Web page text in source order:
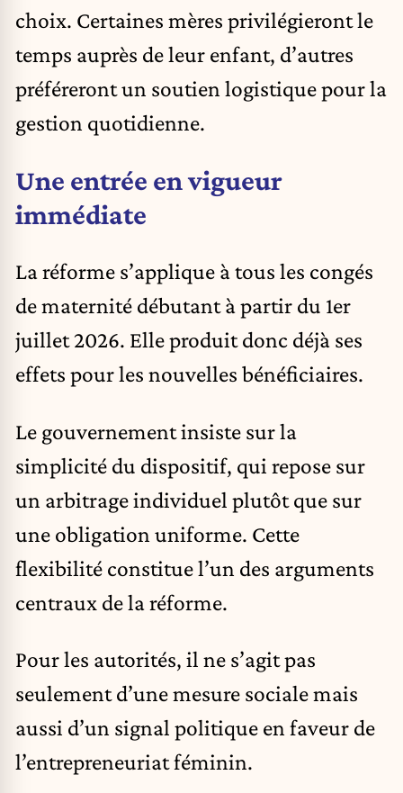
choix. Certaines mères privilégieront le
temps auprès de leur enfant, d’autres
préféreront un soutien logistique pour la
gestion quotidienne.
Une entrée en vigueur
immédiate
La réforme s’applique à tous les congés
de maternité débutant à partir du 1er
juillet 2026. Elle produit donc déjà ses
effets pour les nouvelles bénéficiaires.
Le gouvernement insiste sur la
simplicité du dispositif, qui repose sur
un arbitrage individuel plutôt que sur
une obligation uniforme. Cette
flexibilité constitue l’un des arguments
centraux de la réforme.
Pour les autorités, il ne s’agit pas
seulement d’une mesure sociale mais
aussi d’un signal politique en faveur de
l’entrepreneuriat féminin.